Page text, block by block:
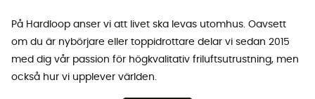
På Hardloop anser vi att livet ska levas utomhus. Oavsett
om du är nybörjare eller toppidrottare delar vi sedan 2015
med dig vår passion för högkvalitativ friluftsutrustning, men
också hur vi upplever världen.